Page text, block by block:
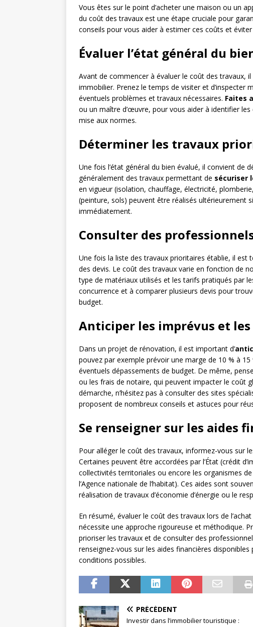
Vous êtes sur le point d’acheter une maison ou un
du coût des travaux est une étape cruciale pour
conseils pour vous aider à estimer ces coûts et
Évaluer l’état général du
Avant de commencer à évaluer le coût des travaux, il
immobilier. Prenez le temps de visiter et d’inspecter
éventuels problèmes et travaux nécessaires. Faites
ou un maître d’œuvre, pour vous aider à identifier
mise aux normes.
Déterminer les travaux
Une fois l’état général du bien évalué, il convient de
généralement des travaux permettant de sécuriser
en vigueur (isolation, chauffage, électricité,
(peinture, sols) peuvent être réalisés ultérieurement
immédiatement.
Consulter des
Une fois la liste des travaux prioritaires établie, il
des devis. Le coût des travaux varie en fonction de
type de matériaux utilisés et les tarifs pratiqués par
concurrence et à comparer plusieurs devis pour
budget.
Anticiper les imprévus et les
Dans un projet de rénovation, il est important d’
pouvez par exemple prévoir une marge de 10 % à
éventuels dépassements de budget. De même,
ou les frais de notaire, qui peuvent impacter le coût
démarche, n’hésitez pas à consulter des sites
proposent de nombreux conseils et astuces pour
Se renseigner sur les aides
Pour alléger le coût des travaux, informez-vous sur
Certaines peuvent être accordées par l’État (crédit
collectivités territoriales ou encore les organismes
l’Agence nationale de l’habitat). Ces aides sont
réalisation de travaux d’économie d’énergie ou le
En résumé, évaluer le coût des travaux lors de
nécessite une approche rigoureuse et méthodique.
prioriser les travaux et de consulter des
renseignez-vous sur les aides financières
conditions possibles.
PRÉCÉDENT
Investir dans l’immobilier touristique :